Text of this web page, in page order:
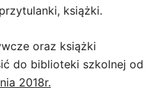
książki.
oraz książki
do biblioteki szkolnej od
2018r.